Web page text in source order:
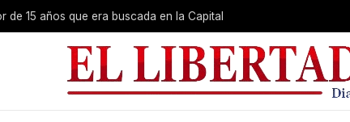
de 15 años que era buscada en la Capital